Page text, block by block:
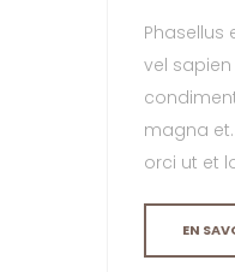
Phasellus
vel sapien
magna
orci ut et
EN